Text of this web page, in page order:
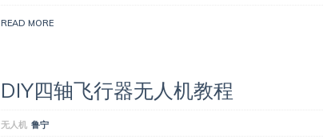
READ MORE
DIY四轴飞行器无人机教程
无人机 鲁宁